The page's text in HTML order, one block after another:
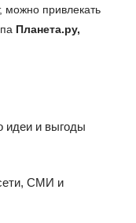
можно привлекать
Планета.ру,
идеи и выгоды
СМИ и